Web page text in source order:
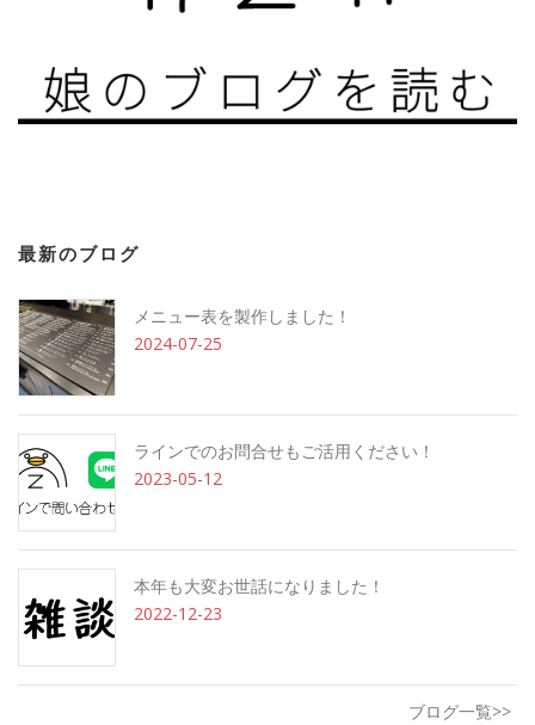
最新のブログ
メニュー表を製作しました！
2024-07-25
ラインでのお問合せもご活用ください！
2023-05-12
本年も大変お世話になりました！
2022-12-23
ブログ一覧>>